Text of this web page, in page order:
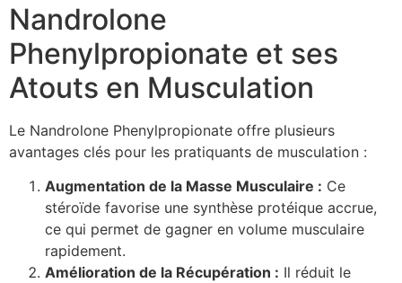
Nandrolone
Phenylpropionate et ses
Atouts en Musculation
Le Nandrolone Phenylpropionate offre plusieurs
avantages clés pour les pratiquants de musculation :
Augmentation de la Masse Musculaire : Ce
stéroïde favorise une synthèse protéique accrue,
ce qui permet de gagner en volume musculaire
rapidement.
Amélioration de la Récupération : Il réduit le